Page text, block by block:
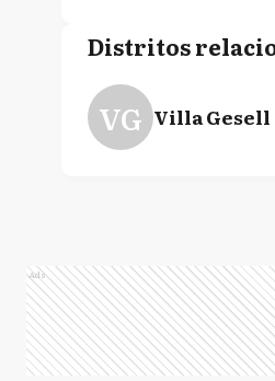
Distritos
VG Villa Gesell
Ads